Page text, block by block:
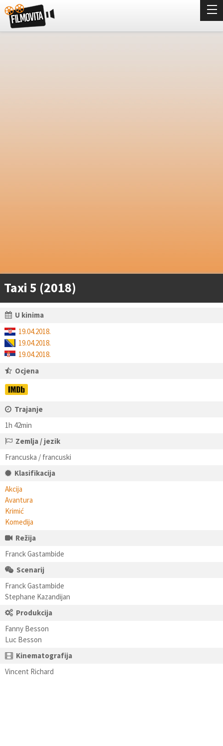
Taxi 5 (2018)
U kinima
19.04.2018.
19.04.2018.
19.04.2018.
Ocjena
Trajanje
1h 42min
Zemlja / jezik
Francuska / francuski
Klasifikacija
Akcija
Avantura
Krimić
Komedija
Režija
Franck Gastambide
Scenarij
Franck Gastambide
Stephane Kazandijan
Produkcija
Fanny Besson
Luc Besson
Kinematografija
Vincent Richard